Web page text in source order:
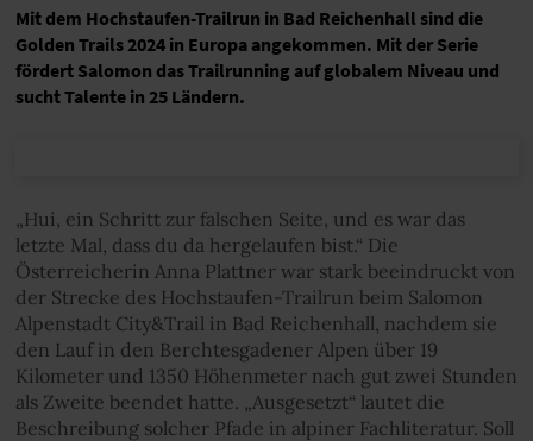
Mit dem Hochstaufen-Trailrun in Bad Reichenhall sind die
Golden Trails 2024 in Europa angekommen. Mit der Serie
fördert Salomon das Trailrunning auf globalem Niveau und
sucht Talente in 25 Ländern.
„Hui, ein Schritt zur falschen Seite, und es war das
letzte Mal, dass du da hergelaufen bist.“ Die
Österreicherin Anna Plattner war stark beeindruckt von
der Strecke des Hochstaufen-Trailrun beim Salomon
Alpenstadt City&Trail in Bad Reichenhall, nachdem sie
den Lauf in den Berchtesgadener Alpen über 19
Kilometer und 1350 Höhenmeter nach gut zwei Stunden
als Zweite beendet hatte. „Ausgesetzt“ lautet die
Beschreibung solcher Pfade in alpiner Fachliteratur. Soll